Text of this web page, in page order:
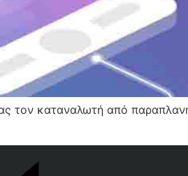
τον καταναλωτή από